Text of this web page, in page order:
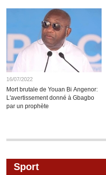
16/07/2022
Mort brutale de Youan Bi Angenor:
L'avertissement donné à Gbagbo
par un prophète
Sport